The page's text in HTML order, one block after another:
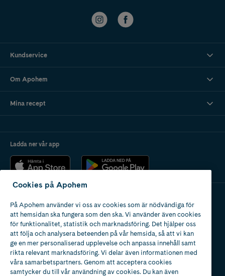
Kundservice
Om Apohem
Mina recept
Ladda ner vår app
Apotek med tillstånd
av Läkemedelsverket
Cookies på Apohem
På Apohem använder vi oss av cookies som är nödvändiga för
att hemsidan ska fungera som den ska. Vi använder även cookies
för funktionalitet, statistik och marknadsföring. Det hjälper oss
att följa och analysera beteenden på vår hemsida, så att vi kan
ge en mer personaliserad upplevelse och anpassa innehåll samt
rikta relevant marknadsföring. Vi delar även informationen med
våra samarbetspartners. Genom att acceptera cookies
samtycker du till vår användning av cookies. Du kan även